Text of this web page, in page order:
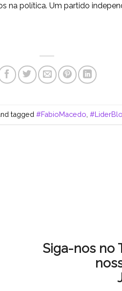
na política. Um partido
tagged #FabioMacedo
Siga-nos no